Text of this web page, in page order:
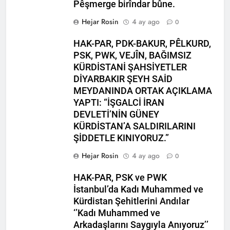
HAK- PAR heyeti, YNK
Merkez Komite üyesi ve
Parti Sözcüsü Sadi Pire ve
Merkez komite üyesi Rebaz
Berkoty ile görüştü.
2 Yıl Ago
24 Kasım 2015 tarihi, yol
arkadaşımız Mustafa
Tasçı’nın aramızdan
ayrılışının yıl dönümü.
2 Yıl Ago
25 Kasım Kadına Yönelik
Şiddete Karşı Uluslararası
Mücadele Günü Kutlu
olsun.
2 Yıl Ago
Hak ve Özgürlükler
Partisi Tunceli ili
merkez ilçesinin 2.
gerçekleşti.
2 Yıl Ago
Kayyum Siyasetini Bir
Kez Daha Kınıyoruz
2 Yıl Ago
Dünya Çocuk Hakları
Günü Kutu Olsun
2 Yıl Ago
2 Yıl Ago
Pêşmerge birîndar bûne.
Hejar Rosin
4 ay ago 0
HAK-PAR, PDK-BAKUR, PÊLKURD,
PSK, PWK, VEJÎN, BAĞIMSIZ
KÜRDİSTANİ ŞAHSİYETLER
DİYARBAKIR ŞEYH SAİD
MEYDANINDA ORTAK AÇIKLAMA
YAPTI: “İŞGALCİ İRAN
DEVLETİ’NİN GÜNEY
KÜRDİSTAN’A SALDIRILARINI
ŞİDDETLE KINIYORUZ.”
Hejar Rosin
4 ay ago 0
HAK-PAR, PSK ve PWK
İstanbul’da Kadı Muhammed ve
Kürdistan Şehitlerini Andılar
‘’Kadı Muhammed ve
Arkadaşlarını Saygıyla Anıyoruz’’